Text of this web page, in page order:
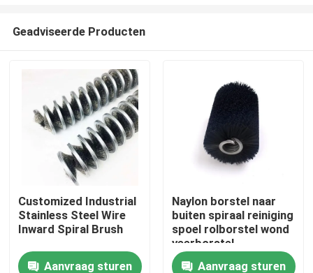
Thuis
Geadviseerde Producten
Customized Industrial
Stainless Steel Wire
Inward Spiral Brush
Aanvraag sturen
Naylon borstel naar
buiten spiraal reiniging
spoel rolborstel wond
veerborstel
Aanvraag sturen